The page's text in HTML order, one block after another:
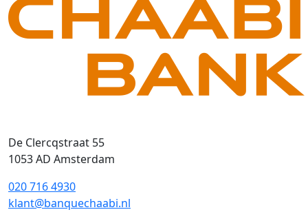
De Clercqstraat 55
1053 AD Amsterdam
020 716 4930
klant@banquechaabi.nl